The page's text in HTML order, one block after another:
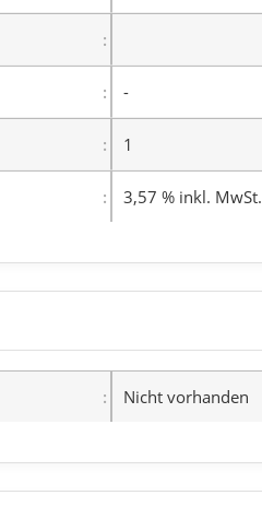
-
1
3,57 % inkl. MwSt.
Nicht vorhanden